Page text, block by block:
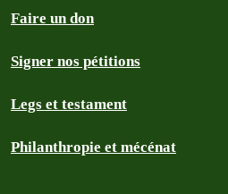
Faire un don
Signer nos pétitions
Legs et testament
Philanthropie et mécénat